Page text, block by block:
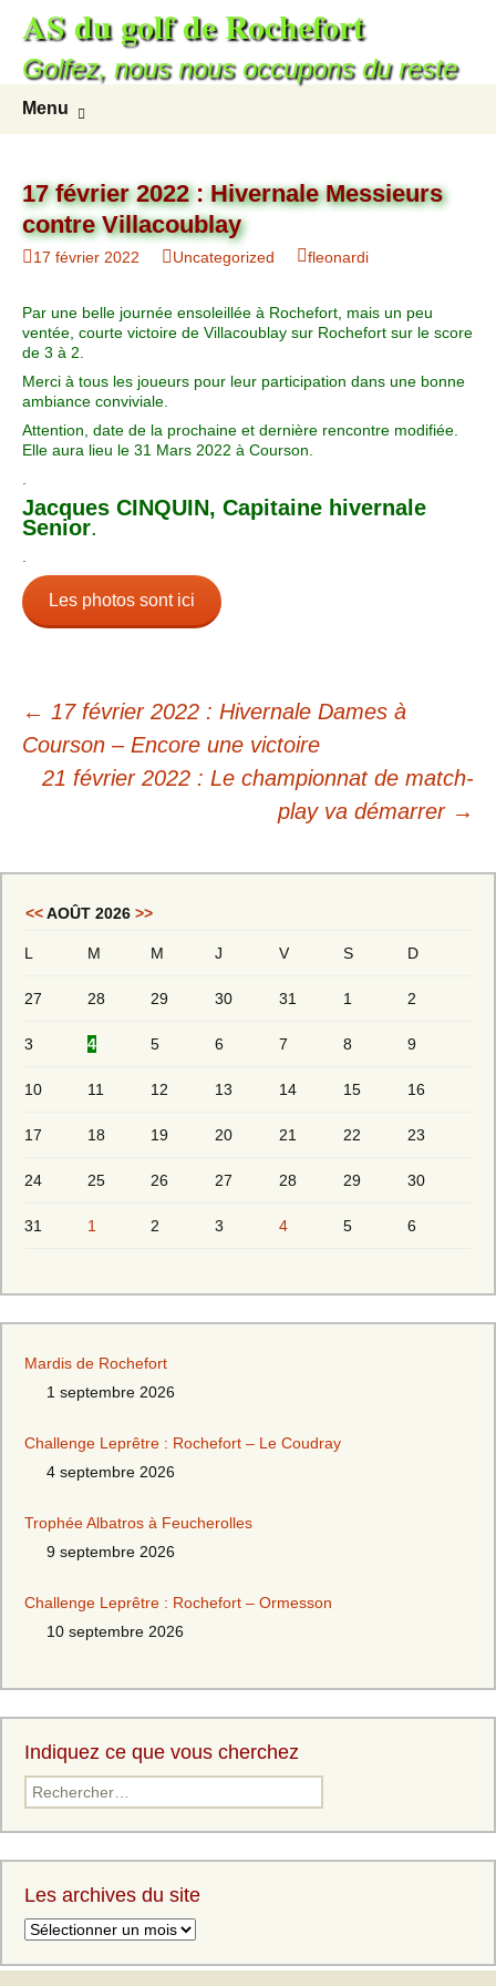
AS du golf de Rochefort
Golfez, nous nous occupons du reste
Menu
17 février 2022 : Hivernale Messieurs
contre Villacoublay
17 février 2022 Uncategorized fleonardi
Par une belle journée ensoleillée à Rochefort, mais un peu
ventée, courte victoire de Villacoublay sur Rochefort sur le score
de 3 à 2.
Merci à tous les joueurs pour leur participation dans une bonne
ambiance conviviale.
Attention, date de la prochaine et dernière rencontre modifiée.
Elle aura lieu le 31 Mars 2022 à Courson.
Jacques CINQUIN, Capitaine hivernale
Senior.
Les photos sont ici
← 17 février 2022 : Hivernale Dames à
Courson – Encore une victoire
21 février 2022 : Le championnat de match-
play va démarrer →
<<AOÛT 2026 >>
L M M J V S D
27 28 29 30 31 1 2
3 4 5 6 7 8 9
10 11 12 13 14 15 16
17 18 19 20 21 22 23
24 25 26 27 28 29 30
31 1 2 3 4 5 6
Mardis de Rochefort
1 septembre 2026
Challenge Leprêtre : Rochefort – Le Coudray
4 septembre 2026
Trophée Albatros à Feucherolles
9 septembre 2026
Challenge Leprêtre : Rochefort – Ormesson
10 septembre 2026
Indiquez ce que vous cherchez
Les archives du site